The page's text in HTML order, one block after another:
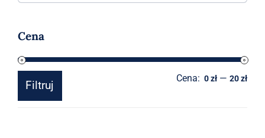
Kontakt
Cena
Filtruj
Cena: 0 zł —20 zł